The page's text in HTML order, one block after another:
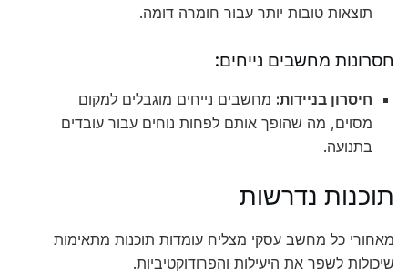
תוצאות טובות יותר עבור חומרה דומה.
חסרונות מחשבים נייחים:
חיסרון בניידות: מחשבים נייחים מוגבלים למקום
מסוים, מה שהופך אותם לפחות נוחים עבור עובדים
בתנועה.
תוכנות נדרשות
מאחורי כל מחשב עסקי מצליח עומדות תוכנות מתאימות
שיכולות לשפר את היעילות והפרודוקטיביות.